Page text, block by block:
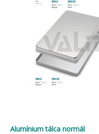
Alumínium tálca normál